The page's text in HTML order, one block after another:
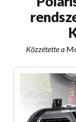
Közzétette a